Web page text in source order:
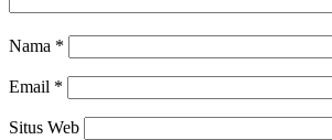
Nama *
Email *
Situs Web